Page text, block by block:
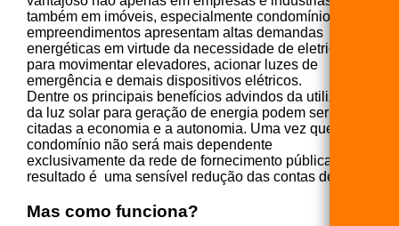
também em imóveis, especialmente condomínios. Os
empreendimentos apresentam altas demandas
energéticas em virtude da necessidade de eletricidade
para movimentar elevadores, acionar luzes de
emergência e demais dispositivos elétricos.
Dentre os principais benefícios advindos da utilização
da luz solar para geração de energia podem ser
citadas a economia e a autonomia. Uma vez que o
condomínio não será mais dependente
exclusivamente da rede de fornecimento pública. O
resultado é uma sensível redução das contas de luz.
Mas como funciona?